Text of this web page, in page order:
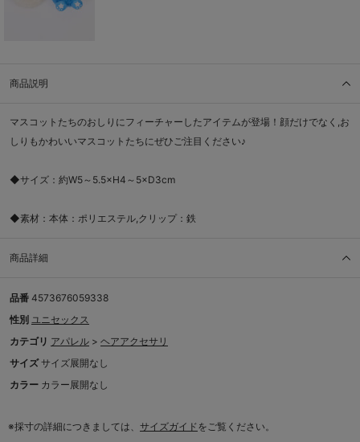
商品説明
マスコットたちのおしりにフィーチャーしたアイテムが登場！顔だけでなく,お
しりもかわいいマスコットたちにぜひご注目ください♪
◆サイズ：約W5～5.5×H4～5×D3cm
◆素材：本体：ポリエステル,クリップ：鉄
商品詳細
品番 4573676059338
性別 ユニセックス
カテゴリ アパレル > ヘアアクセサリ
サイズ サイズ展開なし
カラー カラー展開なし
※採寸の詳細につきましては、 サイズガイドをご覧ください。